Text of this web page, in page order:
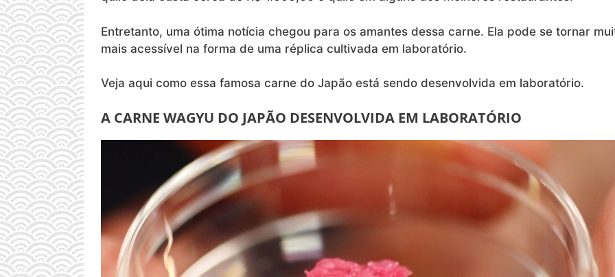
Entretanto, uma ótima notícia chegou para os amantes dessa carne. Ela pode se tornar
mais acessível na forma de uma réplica cultivada em laboratório.
Veja aqui como essa famosa carne do Japão está sendo desenvolvida em laboratório.
A CARNE WAGYU DO JAPÃO DESENVOLVIDA EM LABORATÓRIO